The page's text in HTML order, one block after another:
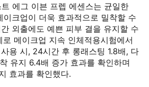
트 에그 이븐 프렙 에센스는 균일한
이크업이 더욱 효과적으로 밀착할 수
외출에도 예쁜 피부 결을 유지할 수
메이크업 지속 인체적용시험에서
용 시, 24시간 후 롱래스팅 1.8배, 다
유지 6.4배 증가 효과를 확인하며
효과를 확인했다.